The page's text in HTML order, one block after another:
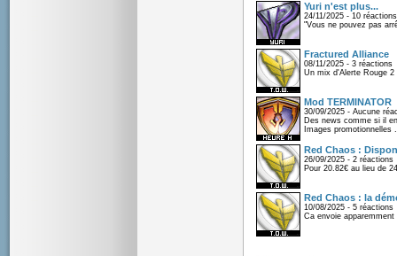
Yuri n'est plus...
24/11/2025 - 10 réactions
"Vous ne pouvez pas
Fractured Alliance
08/11/2025 - 3 réactions
Un mix d'Alerte Rouge
Mod TERMINATOR
30/09/2025 - Aucune
Des news comme si il
Images promotionnelles .
Red Chaos :
26/09/2025 - 2 réactions
Pour 20.82€ au lieu de
Red Chaos : la
10/08/2025 - 5 réactions
Ca envoie apparemment